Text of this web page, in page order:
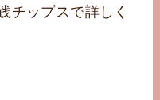
チップスで詳しく